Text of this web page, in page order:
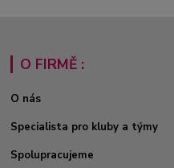
O FIRMĚ :
O nás
Specialista pro kluby a týmy
Spolupracujeme